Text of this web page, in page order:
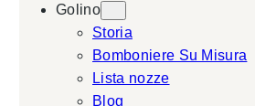
Golino
Storia
Bomboniere Su Misura
Lista nozze
Blog